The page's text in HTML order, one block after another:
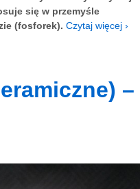
się w przemyśle
(fosforek). Czytaj więcej ›
–